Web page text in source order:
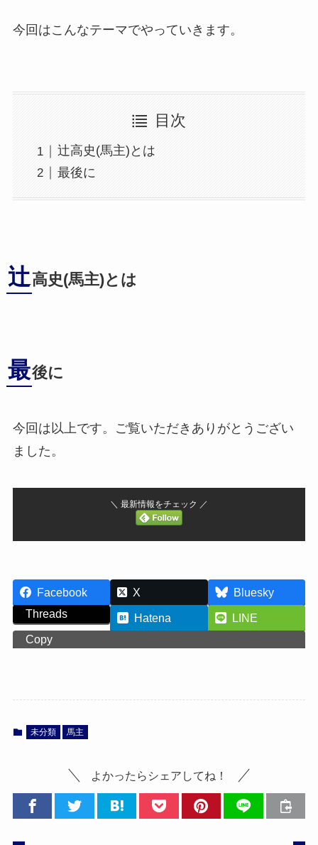
今回はこんなテーマでやっていきます。
目次
辻高史(馬主)とは
最後に
辻高史(馬主)とは
最後に
今回は以上です。ご覧いただきありがとうござい
ました。
＼ 最新情報をチェック ／
Facebook X
Bluesky
Threads
Hatena
LINE
Copy
未分類 馬主
よかったらシェアしてね！